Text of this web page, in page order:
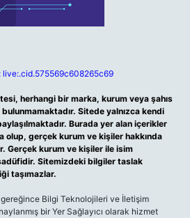
live:.cid.575569c608265c69
herhangi bir marka, kurum veya şahıs
Sitede yalnızca kendi
Burada yer alan içerikler
olup, gerçek kurum ve kişiler hakkında
Gerçek kurum ve kişiler ile isim
Sitemizdeki bilgiler taslak
taşımazlar.
gereğince Bilgi Teknolojileri ve İletişim
bir Yer Sağlayıcı olarak hizmet